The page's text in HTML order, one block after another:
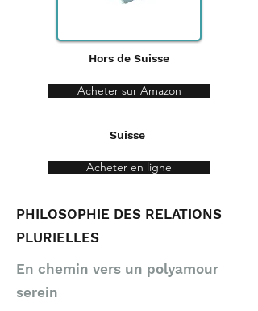
Hors de Suisse
Acheter sur Amazon
Suisse
Acheter en ligne
PHILOSOPHIE DES RELATIONS
PLURIELLES
En chemin vers un polyamour
serein